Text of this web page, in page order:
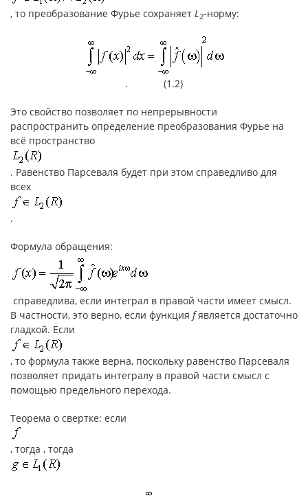
, то преобразование Фурье сохраняет L2-норму:
. (1.2)
Это свойство позволяет по непрерывности
распространить определение преобразования Фурье на
всё пространство
. Равенство Парсеваля будет при этом справедливо для
всех
.
Формула обращения:
справедлива, если интеграл в правой части имеет смысл.
В частности, это верно, если функция fявляется достаточно
гладкой. Если
, то формула также верна, поскольку равенство Парсеваля
позволяет придать интегралу в правой части смысл с
помощью предельного перехода.
Теорема о свертке: если
, тогда , тогда